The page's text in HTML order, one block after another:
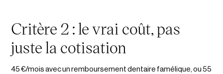
Critère 2 : le vrai coût, pas
juste la cotisation
45 €/mois avec un remboursement dentaire famélique, ou 55